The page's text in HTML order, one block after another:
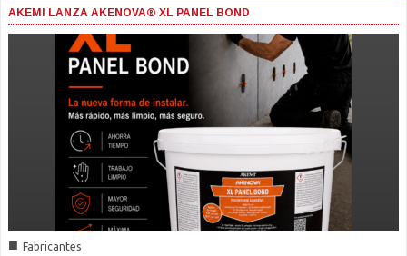
AKEMI LANZA AKENOVA® XL PANEL BOND
■ Fabricantes